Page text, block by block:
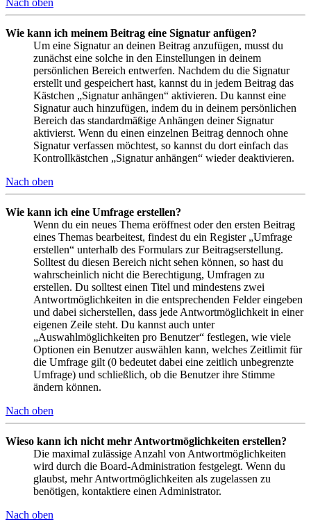
Nach oben
Wie kann ich meinem Beitrag eine Signatur anfügen?
Um eine Signatur an deinen Beitrag anzufügen, musst du
zunächst eine solche in den Einstellungen in deinem
persönlichen Bereich entwerfen. Nachdem du die Signatur
erstellt und gespeichert hast, kannst du in jedem Beitrag das
Kästchen „Signatur anhängen“ aktivieren. Du kannst eine
Signatur auch hinzufügen, indem du in deinem persönlichen
Bereich das standardmäßige Anhängen deiner Signatur
aktivierst. Wenn du einen einzelnen Beitrag dennoch ohne
Signatur verfassen möchtest, so kannst du dort einfach das
Kontrollkästchen „Signatur anhängen“ wieder deaktivieren.
Nach oben
Wie kann ich eine Umfrage erstellen?
Wenn du ein neues Thema eröffnest oder den ersten Beitrag
eines Themas bearbeitest, findest du ein Register „Umfrage
erstellen“ unterhalb des Formulars zur Beitragserstellung.
Solltest du diesen Bereich nicht sehen können, so hast du
wahrscheinlich nicht die Berechtigung, Umfragen zu
erstellen. Du solltest einen Titel und mindestens zwei
Antwortmöglichkeiten in die entsprechenden Felder eingeben
und dabei sicherstellen, dass jede Antwortmöglichkeit in einer
eigenen Zeile steht. Du kannst auch unter
„Auswahlmöglichkeiten pro Benutzer“ festlegen, wie viele
Optionen ein Benutzer auswählen kann, welches Zeitlimit für
die Umfrage gilt (0 bedeutet dabei eine zeitlich unbegrenzte
Umfrage) und schließlich, ob die Benutzer ihre Stimme
ändern können.
Nach oben
Wieso kann ich nicht mehr Antwortmöglichkeiten erstellen?
Die maximal zulässige Anzahl von Antwortmöglichkeiten
wird durch die Board-Administration festgelegt. Wenn du
glaubst, mehr Antwortmöglichkeiten als zugelassen zu
benötigen, kontaktiere einen Administrator.
Nach oben